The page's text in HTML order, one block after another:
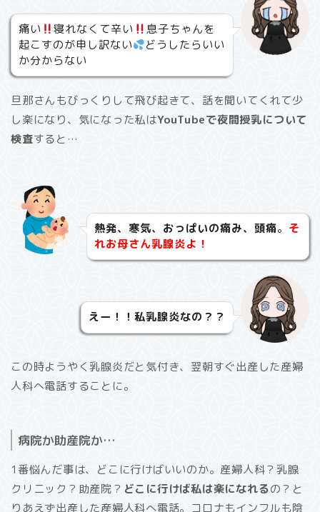
痛い 寝れなくて辛い
息子ちゃんを
起こすのが申し訳ない
どうしたらいい
か分からない
旦那さんもびっくりして飛び起きて、話を聞いてくれて少
し楽になり、気になった私はYouTubeで夜間授乳について
検査すると…
熱発、寒気、おっぱいの痛み、頭痛。 そ
れお母さん乳腺炎よ！
えー！！私乳腺炎なの？？
この時ようやく乳腺炎だと気付き、翌朝すぐ出産した産婦
人科へ電話することに。
病院か助産院か…
1番悩んだ事は、どこに行けばいいのか。産婦人科？乳腺
クリニック？助産院？ どこに行けば私は楽になれるの？と
りあえず出産した産婦人科へ電話。コロナもインフルも陰